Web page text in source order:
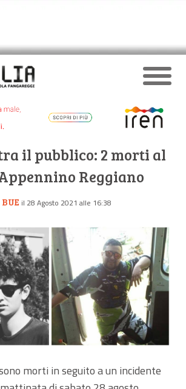
il pubblico: 2 morti al
Reggiano
il 28 Agosto 2021 alle 16:38
morti in seguito a un incidente